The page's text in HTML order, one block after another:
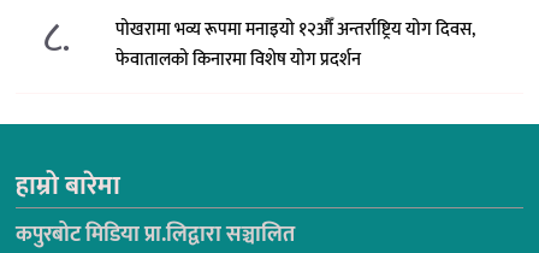
८.
पोखरामा भव्य रूपमा मनाइयो १२औँ अन्तर्राष्ट्रिय योग दिवस,
फेवातालको किनारमा विशेष योग प्रदर्शन
हाम्रो बारेमा
कपुरबोट मिडिया प्रा.लिद्वारा सञ्चालित